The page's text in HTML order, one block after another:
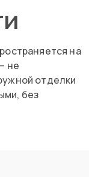
на
не
отделки
без